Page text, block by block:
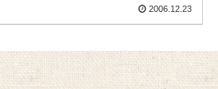
2006.12.23